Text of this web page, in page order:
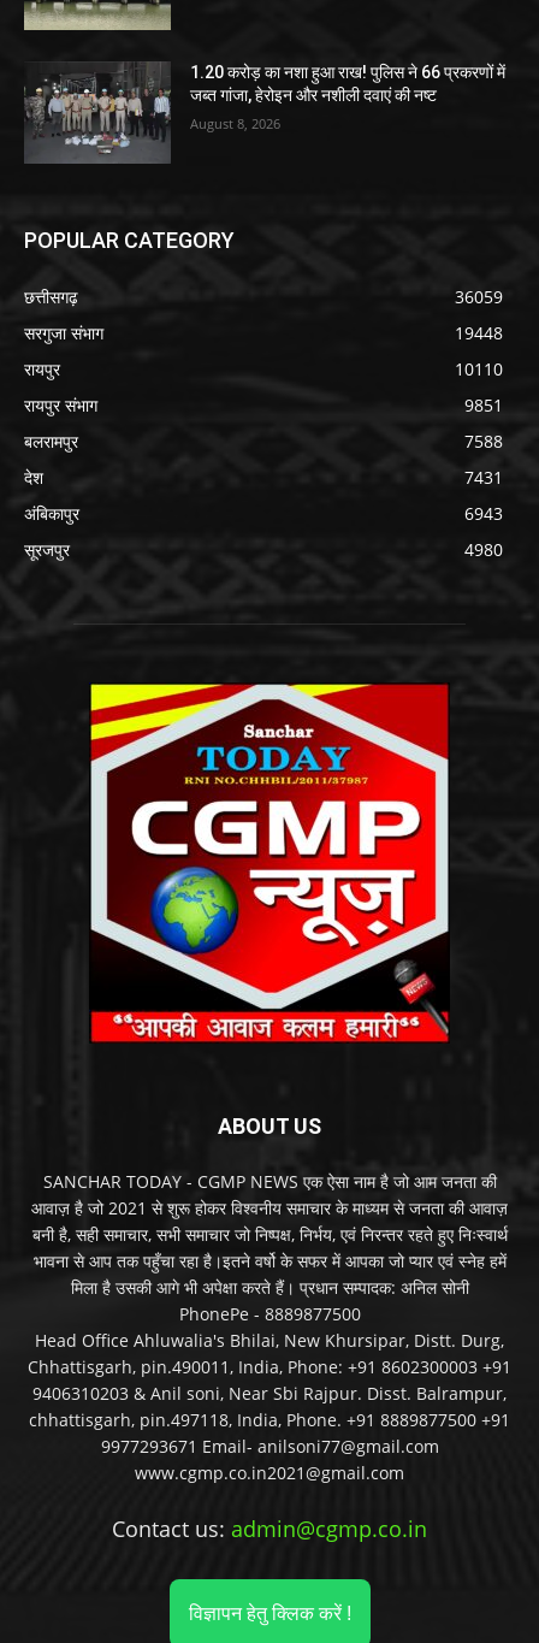
1.20 करोड़ का नशा हुआ राख! पुलिस ने 66 प्रकरणों में
जब्त गांजा, हेरोइन और नशीली दवाएं की नष्ट
August 8, 2026
POPULAR CATEGORY
छत्तीसगढ़
36059
सरगुजा संभाग
19448
रायपुर
10110
रायपुर संभाग
9851
बलरामपुर
7588
देश
7431
अंबिकापुर
6943
सूरजपुर
4980
ABOUT US
SANCHAR TODAY - CGMP NEWS एक ऐसा नाम है जो आम जनता की
आवाज़ है जो 2021 से शुरू होकर विश्वनीय समाचार के माध्यम से जनता की आवाज़
बनी है, सही समाचार, सभी समाचार जो निष्पक्ष, निर्भय, एवं निरन्तर रहते हुए निःस्वार्थ
भावना से आप तक पहुँचा रहा है।इतने वर्षो के सफर में आपका जो प्यार एवं स्नेह हमें
मिला है उसकी आगे भी अपेक्षा करते हैं। प्रधान सम्पादक: अनिल सोनी
PhonePe - 8889877500
Head Office Ahluwalia's Bhilai, New Khursipar, Distt. Durg,
Chhattisgarh, pin.490011, India, Phone: +91 8602300003 +91
9406310203 & Anil soni, Near Sbi Rajpur. Disst. Balrampur,
chhattisgarh, pin.497118, India, Phone. +91 8889877500 +91
9977293671 Email- anilsoni77@gmail.com
www.cgmp.co.in2021@gmail.com
Contact us: admin@cgmp.co.in
विज्ञापन हेतु क्लिक करें !